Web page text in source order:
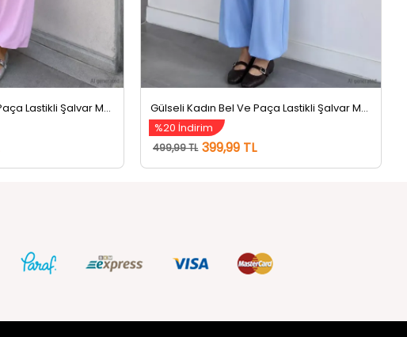
Gülseli Kadın Bel Ve Paça Lastikli Şalvar Model Pantolon Pembe
%20 İndirim
499,99 TL 399,99 TL